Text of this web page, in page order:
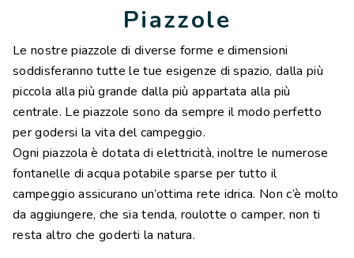
Piazzole
Le nostre piazzole di diverse forme e dimensioni
soddisferanno tutte le tue esigenze di spazio, dalla più
piccola alla più grande dalla più appartata alla più
centrale. Le piazzole sono da sempre il modo perfetto
per godersi la vita del campeggio.
Ogni piazzola è dotata di elettricità, inoltre le numerose
fontanelle di acqua potabile sparse per tutto il
campeggio assicurano un’ottima rete idrica. Non c’è molto
da aggiungere, che sia tenda, roulotte o camper, non ti
resta altro che goderti la natura.